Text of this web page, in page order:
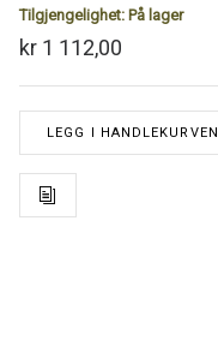
Tilgjengelighet: På lager
kr 1 112,00
LEGG I HANDLEKURVEN